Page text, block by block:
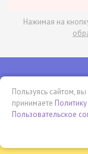
Нажимая на
ПРОВЕДИ
Пользуясь сайтом,
принимаете
Пользовательское